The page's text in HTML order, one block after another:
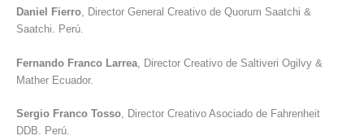
Daniel Fierro, Director General Creativo de Quorum Saatchi &
Saatchi. Perú.
Fernando Franco Larrea , Director Creativo de Saltiveri Ogilvy &
Mather Ecuador.
Sergio Franco Tosso, Director Creativo Asociado de Fahrenheit
DDB. Perú.